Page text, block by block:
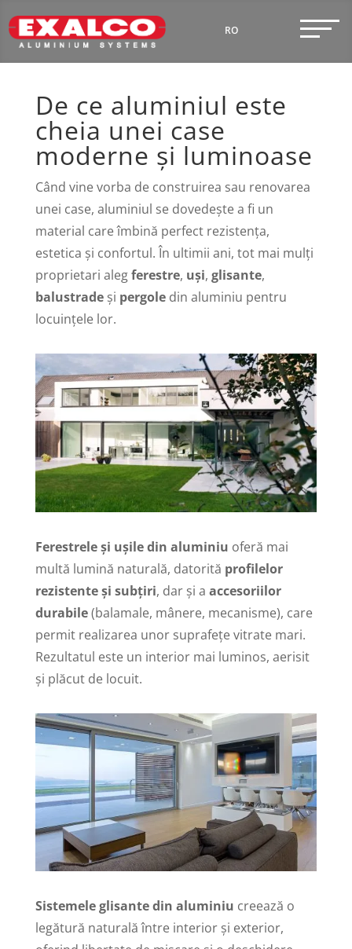
De ce aluminiul este
cheia unei case
moderne și luminoase
Când vine vorba de construirea sau renovarea
unei case, aluminiul se dovedește a fi un
material care îmbină perfect rezistența,
estetica și confortul. În ultimii ani, tot mai mulți
proprietari alegferestre, uși, glisante,
balustradeși pergoledin aluminiu pentru
locuințele lor.
Ferestrele și ușile din aluminiu oferă mai
multă lumină naturală, datorită profilelor
rezistente și subțiri, dar și a accesoriilor
durabile(balamale, mânere, mecanisme), care
permit realizarea unor suprafețe vitrate mari.
Rezultatul este un interior mai luminos, aerisit
și plăcut de locuit.
Sistemele glisante din aluminiu creează o
legătură naturală între interior și exterior,
RO